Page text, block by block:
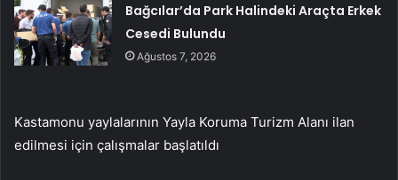
Bağcılar’da Park Halindeki Araçta Erkek
Cesedi Bulundu
Ağustos 7, 2026
Kastamonu yaylalarının Yayla Koruma Turizm Alanı ilan
edilmesi için çalışmalar başlatıldı